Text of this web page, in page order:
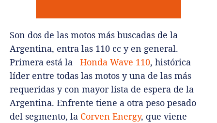
Son dos de las motos más buscadas de la
Argentina, entra las 110 cc y en general.
Primera está la Honda Wave 110, histórica
líder entre todas las motos y una de las más
requeridas y con mayor lista de espera de la
Argentina. Enfrente tiene a otra peso pesado
del segmento, la Corven Energy, que viene